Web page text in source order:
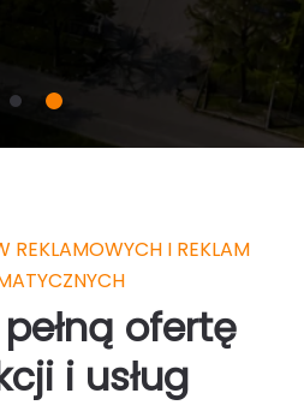
REKLAMOWYCH I REKLAM
ofertę
i usług